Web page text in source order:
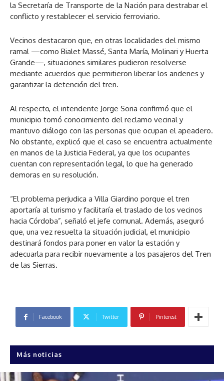
la Secretaría de Transporte de la Nación para destrabar el
conflicto y restablecer el servicio ferroviario.
Vecinos destacaron que, en otras localidades del mismo
ramal —como Bialet Massé, Santa María, Molinari y Huerta
Grande—, situaciones similares pudieron resolverse
mediante acuerdos que permitieron liberar los andenes y
garantizar la detención del tren.
Al respecto, el intendente Jorge Soria confirmó que el
municipio tomó conocimiento del reclamo vecinal y
mantuvo diálogo con las personas que ocupan el apeadero.
No obstante, explicó que el caso se encuentra actualmente
en manos de la Justicia Federal, ya que los ocupantes
cuentan con representación legal, lo que ha generado
demoras en su resolución.
“El problema perjudica a Villa Giardino porque el tren
aportaría al turismo y facilitaría el traslado de los vecinos
hacia Córdoba”, señaló el jefe comunal. Además, aseguró
que, una vez resuelta la situación judicial, el municipio
destinará fondos para poner en valor la estación y
adecuarla para recibir nuevamente a los pasajeros del Tren
de las Sierras.
Facebook Twitter Pinterest
Más noticias